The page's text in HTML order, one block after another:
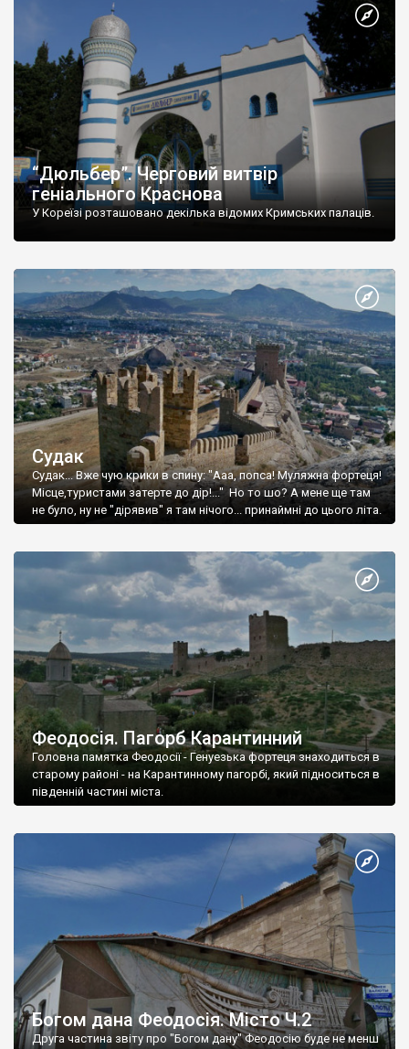
“Дюльбер”. Черговий витвір
геніального Краснова
У Кореїзі розташовано декілька відомих Кримських палаців.
Судак
Судак... Вже чую крики в спину: "Ааа, попса! Муляжна фортеця!
Місце,туристами затерте до дір!..." Но то шо? А мене ще там
не було, ну не "дірявив" я там нічого... принаймні до цього літа.
Феодосія. Пагорб Карантинний
Головна памятка Феодосії - Генуезька фортеця знаходиться в
старому районі - на Карантинному пагорбі, який підноситься в
південній частині міста.
Богом дана Феодосія. Місто Ч.2
Друга частина звіту про "Богом дану" Феодосію буде не менш